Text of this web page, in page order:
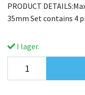
PRODUCT
35mm Set contains 4
I lager.